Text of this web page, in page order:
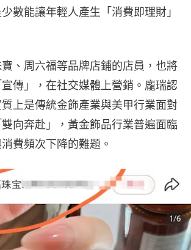
數能讓年輕人產生「消費即理財」
、周六福等品牌店鋪的店員，也將
傳」，在社交媒體上營銷。龐瑞認
上是傳統金飾產業與美甲行業面對
向奔赴」，黃金飾品行業普遍面臨
費頻次下降的難題。